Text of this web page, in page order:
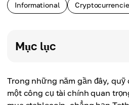
Informational
Mục lục
Trong những năm gần đây,
một công cụ tài chính quan